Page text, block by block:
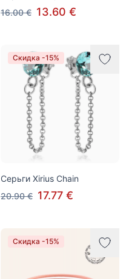
16.00 € 13.60 €
Скидка -15%
Серьги Xirius Chain
20.90 € 17.77 €
Скидка -15%